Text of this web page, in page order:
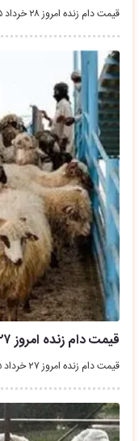
قیمت دام زنده امروز ۲۸ خرداد ۱۴۰۵ اعلام شد.
قیمت دام زنده امروز ۲۷ خرداد ۱۴۰۵ + جدول
قیمت دام زنده امروز ۲۷ خرداد ۱۴۰۵ اعلام شد.